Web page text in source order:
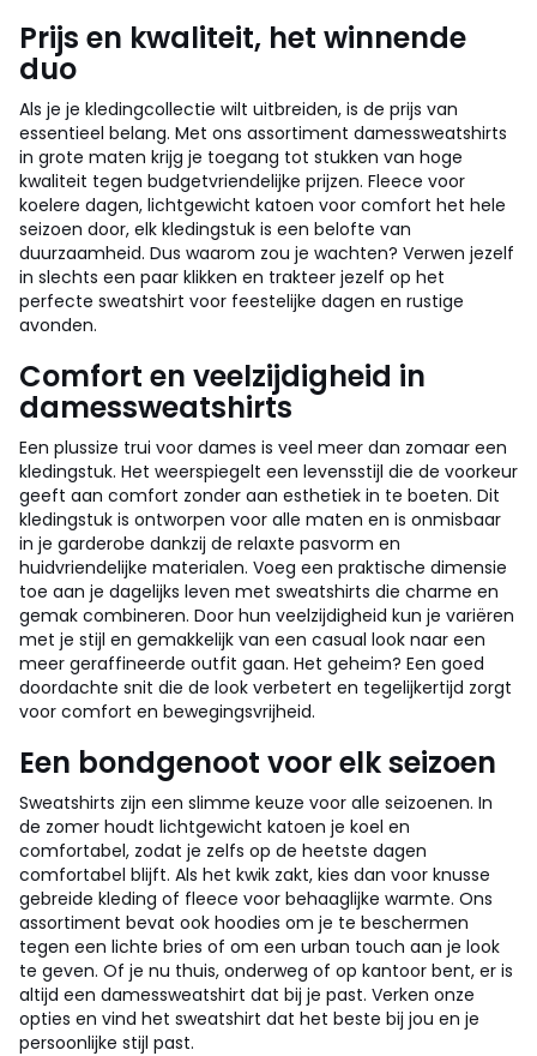
Prijs en kwaliteit, het winnende
duo
Als je je kledingcollectie wilt uitbreiden, is de prijs van
essentieel belang. Met ons assortiment damessweatshirts
in grote maten krijg je toegang tot stukken van hoge
kwaliteit tegen budgetvriendelijke prijzen. Fleece voor
koelere dagen, lichtgewicht katoen voor comfort het hele
seizoen door, elk kledingstuk is een belofte van
duurzaamheid. Dus waarom zou je wachten? Verwen jezelf
in slechts een paar klikken en trakteer jezelf op het
perfecte sweatshirt voor feestelijke dagen en rustige
avonden.
Comfort en veelzijdigheid in
damessweatshirts
Een plussize trui voor dames is veel meer dan zomaar een
kledingstuk. Het weerspiegelt een levensstijl die de voorkeur
geeft aan comfort zonder aan esthetiek in te boeten. Dit
kledingstuk is ontworpen voor alle maten en is onmisbaar
in je garderobe dankzij de relaxte pasvorm en
huidvriendelijke materialen. Voeg een praktische dimensie
toe aan je dagelijks leven met sweatshirts die charme en
gemak combineren. Door hun veelzijdigheid kun je variëren
met je stijl en gemakkelijk van een casual look naar een
meer geraffineerde outfit gaan. Het geheim? Een goed
doordachte snit die de look verbetert en tegelijkertijd zorgt
voor comfort en bewegingsvrijheid.
Een bondgenoot voor elk seizoen
Sweatshirts zijn een slimme keuze voor alle seizoenen. In
de zomer houdt lichtgewicht katoen je koel en
comfortabel, zodat je zelfs op de heetste dagen
comfortabel blijft. Als het kwik zakt, kies dan voor knusse
gebreide kleding of fleece voor behaaglijke warmte. Ons
assortiment bevat ook hoodies om je te beschermen
tegen een lichte bries of om een urban touch aan je look
te geven. Of je nu thuis, onderweg of op kantoor bent, er is
altijd een damessweatshirt dat bij je past. Verken onze
opties en vind het sweatshirt dat het beste bij jou en je
persoonlijke stijl past.